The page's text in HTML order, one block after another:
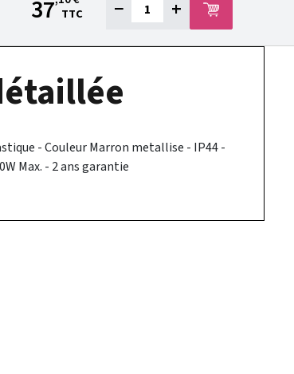
37 TTC
− +
- Couleur Marron metallise - IP44 -
Max. - 2 ans garantie